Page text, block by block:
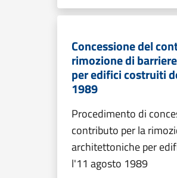
Concessione del
rimozione di
per edifici costruiti
1989
Procedimento di
contributo per la
architettoniche per
l'11 agosto 1989